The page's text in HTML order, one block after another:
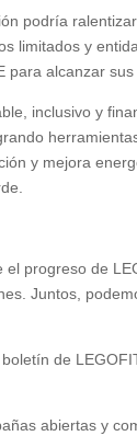
podría
limitados y
alcanzar sus
inclusivo y
y mejora
progreso de
Juntos,
de
abiertas y